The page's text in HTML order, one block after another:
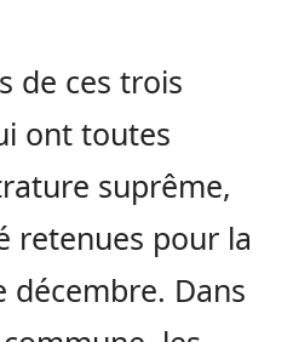
de ces trois
ont toutes
suprême,
retenues pour la
décembre. Dans